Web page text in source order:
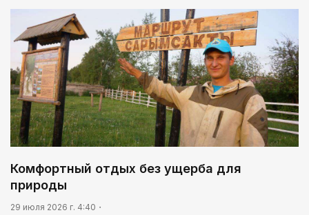
Комфортный отдых без ущерба для
природы
29 июля 2026 г. 4:40